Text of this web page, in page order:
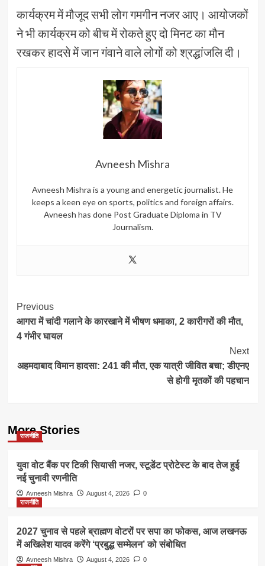
कार्यक्रम में मौजूद सभी लोग गमगीन नजर आए। आयोजकों
ने भी कार्यक्रम को बीच में रोकते हुए दो मिनट का मौन
रखकर हादसे में जान गंवाने वाले लोगों को श्रद्धांजलि दी।
Avneesh Mishra
Avneesh Mishra is a young and energetic journalist. He
keeps a keen eye on sports, politics and foreign affairs.
Avneesh has done Post Graduate Diploma in TV
Journalism.
Post
Navigation
Previous
आगरा में चांदी गलाने के कारखाने में भीषण धमाका, 2 कारीगरों की मौत,
4 गंभीर घायल
Next
अहमदाबाद विमान हादसा: 241 की मौत, एक यात्री जीवित बचा; डीएनए
से होगी मृतकों की पहचान
More Stories
राजनीति
युवा वोट बैंक पर टिकी सियासी नजर, स्टूडेंट प्रोटेस्ट के बाद तेज हुई
नई चुनावी रणनीति
Avneesh Mishra August 4, 2026
0
राजनीति
2027 चुनाव से पहले ब्राह्मण वोटरों पर सपा का फोकस, आज लखनऊ
में अखिलेश यादव करेंगे ‘प्रबुद्ध सम्मेलन’ को संबोधित
Avneesh Mishra August 4, 2026
0